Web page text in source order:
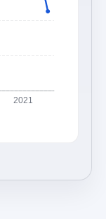
2021